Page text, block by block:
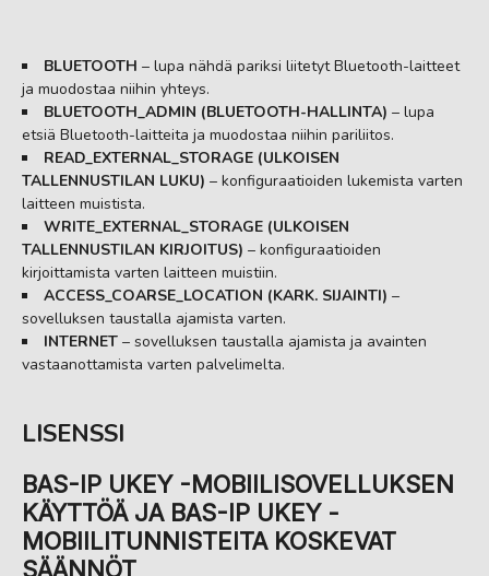
BLUETOOTH – lupa nähdä pariksi liitetyt Bluetooth-laitteet
ja muodostaa niihin yhteys.
BLUETOOTH_ADMIN (BLUETOOTH-HALLINTA) – lupa
etsiä Bluetooth-laitteita ja muodostaa niihin pariliitos.
READ_EXTERNAL_STORAGE (ULKOISEN
TALLENNUSTILAN LUKU) – konfiguraatioiden lukemista varten
laitteen muistista.
WRITE_EXTERNAL_STORAGE (ULKOISEN
TALLENNUSTILAN KIRJOITUS) – konfiguraatioiden
kirjoittamista varten laitteen muistiin.
ACCESS_COARSE_LOCATION (KARK. SIJAINTI) –
sovelluksen taustalla ajamista varten.
INTERNET – sovelluksen taustalla ajamista ja avainten
vastaanottamista varten palvelimelta.
LISENSSI
BAS-IP UKEY -MOBIILISOVELLUKSEN
KÄYTTÖÄ JA BAS-IP UKEY -
MOBIILITUNNISTEITA KOSKEVAT
SÄÄNNÖT